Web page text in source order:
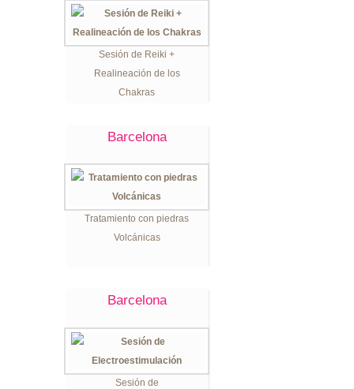
Sesión de Reiki +
Realineación de los
Chakras
Barcelona
Tratamiento con piedras
Volcánicas
Barcelona
Sesión de